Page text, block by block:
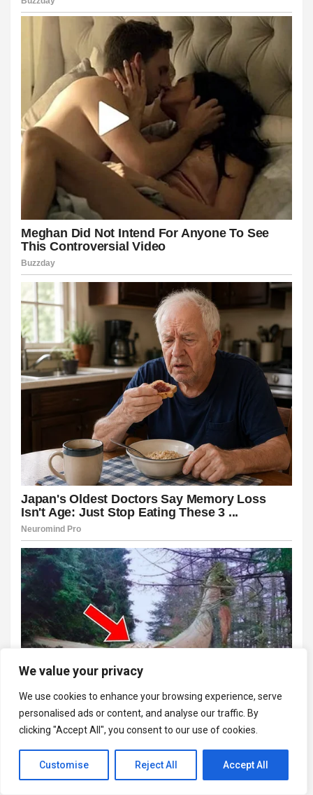
We value your privacy
We use cookies to enhance your browsing experience, serve
personalised ads or content, and analyse our traffic. By
clicking "Accept All", you consent to our use of cookies.
Customise Reject All Accept All